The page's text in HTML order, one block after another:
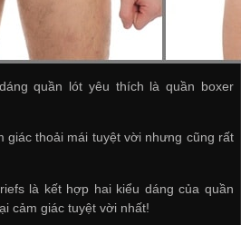
quần lót yêu thích là quần boxer
giác thoải mái tuyệt vời nhưng cũng rất
là kết hợp hai kiểu dáng của quần
cảm giác tuyệt vời nhất!